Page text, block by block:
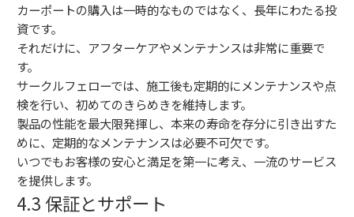
カーポートの購入は一時的なものではなく、長年にわたる投
資です。
それだけに、アフターケアやメンテナンスは非常に重要で
す。
サークルフェローでは、施工後も定期的にメンテナンスや点
検を行い、初めてのきらめきを維持します。
製品の性能を最大限発揮し、本来の寿命を存分に引き出すた
めに、定期的なメンテナンスは必要不可欠です。
いつでもお客様の安心と満足を第一に考え、一流のサービス
を提供します。
4.3 保証とサポート